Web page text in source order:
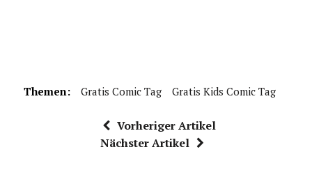
Themen: Gratis Comic Tag Gratis Kids Comic Tag
Vorheriger Artikel
Nächster Artikel